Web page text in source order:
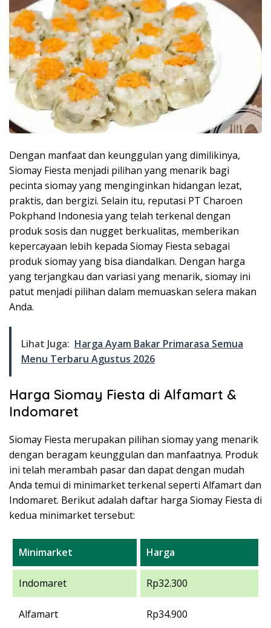
Dengan manfaat dan keunggulan yang dimilikinya,
Siomay Fiesta menjadi pilihan yang menarik bagi
pecinta siomay yang menginginkan hidangan lezat,
praktis, dan bergizi. Selain itu, reputasi PT Charoen
Pokphand Indonesia yang telah terkenal dengan
produk sosis dan nugget berkualitas, memberikan
kepercayaan lebih kepada Siomay Fiesta sebagai
produk siomay yang bisa diandalkan. Dengan harga
yang terjangkau dan variasi yang menarik, siomay ini
patut menjadi pilihan dalam memuaskan selera makan
Anda.
Lihat Juga: Harga Ayam Bakar Primarasa Semua
Menu Terbaru Agustus 2026
Harga Siomay Fiesta di Alfamart &
Indomaret
Siomay Fiesta merupakan pilihan siomay yang menarik
dengan beragam keunggulan dan manfaatnya. Produk
ini telah merambah pasar dan dapat dengan mudah
Anda temui di minimarket terkenal seperti Alfamart dan
Indomaret. Berikut adalah daftar harga Siomay Fiesta di
kedua minimarket tersebut:
Minimarket Harga
Indomaret Rp32.300
Alfamart Rp34.900